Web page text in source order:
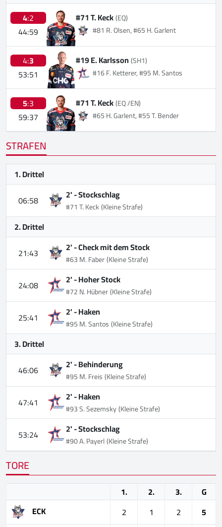
4:2
44:59
#71 T. Keck(EQ)
#81 R. Olsen, #65 H. Garlent
4:3
53:51
#19 E. Karlsson(SH1)
#16 F. Ketterer, #95 M. Santos
5:3
59:37
#71 T. Keck(EQ /EN)
#65 H. Garlent, #55 T. Bender
STRAFEN
1. Drittel
06:58
2' -Stockschlag
#71 T. Keck(Kleine Strafe)
2. Drittel
21:43
2' -Check mit dem Stock
#63 M. Faber(Kleine Strafe)
24:08 2' -Hoher Stock
#72 N. Hübner(Kleine Strafe)
25:41 2' -Haken
#95 M. Santos(Kleine Strafe)
3. Drittel
46:06
2' -Behinderung
#95 M. Freis(Kleine Strafe)
47:41 2' -Haken
#93 S. Sezemsky(Kleine Strafe)
53:24 2' -Stockschlag
#90 A. Payerl(Kleine Strafe)
TORE
1. 2. 3.
G
ECK
2 1 2
5